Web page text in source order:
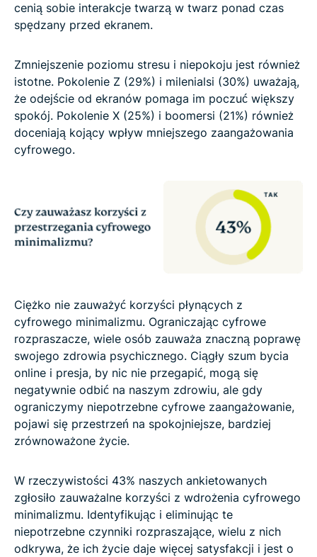
cenią sobie interakcje twarzą w twarz ponad czas
spędzany przed ekranem.
Zmniejszenie poziomu stresu i niepokoju jest również
istotne. Pokolenie Z (29%) i milenialsi (30%) uważają,
że odejście od ekranów pomaga im poczuć większy
spokój. Pokolenie X (25%) i boomersi (21%) również
doceniają kojący wpływ mniejszego zaangażowania
cyfrowego.
Ciężko nie zauważyć korzyści płynących z
cyfrowego minimalizmu. Ograniczając cyfrowe
rozpraszacze, wiele osób zauważa znaczną poprawę
swojego zdrowia psychicznego. Ciągły szum bycia
online i presja, by nic nie przegapić, mogą się
negatywnie odbić na naszym zdrowiu, ale gdy
ograniczymy niepotrzebne cyfrowe zaangażowanie,
pojawi się przestrzeń na spokojniejsze, bardziej
zrównoważone życie.
W rzeczywistości 43% naszych ankietowanych
zgłosiło zauważalne korzyści z wdrożenia cyfrowego
minimalizmu. Identyfikując i eliminując te
niepotrzebne czynniki rozpraszające, wielu z nich
odkrywa, że ich życie daje więcej satysfakcji i jest o